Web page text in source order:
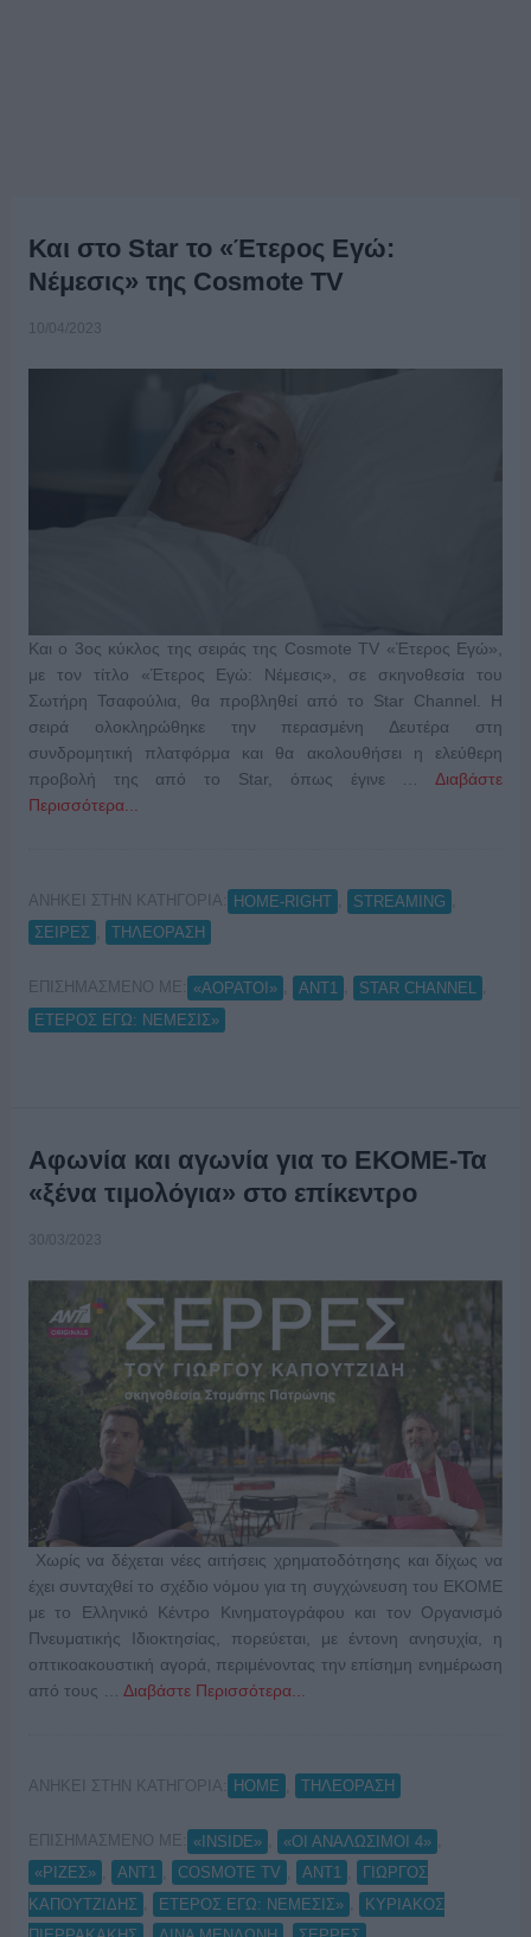
Και στο Star το «Έτερος Εγώ:
Νέμεσις» της Cosmote TV
10/04/2023
Και ο 3ος κύκλος της σειράς της Cosmote TV «Έτερος Εγώ»,
με τον τίτλο «Έτερος Εγώ: Νέμεσις», σε σκηνοθεσία του
Σωτήρη Τσαφούλια, θα προβληθεί από το Star Channel. Η
σειρά ολοκληρώθηκε την περασμένη Δευτέρα στη
συνδρομητική πλατφόρμα και θα ακολουθήσει η ελεύθερη
προβολή της από το Star, όπως έγινε …Διαβάστε
Περισσότερα...
ΑΝΗΚΕΙ ΣΤΗΝ ΚΑΤΗΓΟΡΙΑ: HOME-RIGHT STREAMING
ΣΕΙΡΕΣ
ΤΗΛΕΟΡΑΣΗ
ΕΠΙΣΗΜΑΣΜΕΝΟ ΜΕ: «ΑΟΡΑΤΟΙ» ANT1 STAR CHANNEL
ΕΤΕΡΟΣ ΕΓΩ: ΝΕΜΕΣΙΣ»
Αφωνία και αγωνία για το ΕΚΟΜΕ-Τα
«ξένα τιμολόγια» στο επίκεντρο
30/03/2023
Χωρίς να δέχεται νέες αιτήσεις χρηματοδότησης και δίχως να
έχει συνταχθεί το σχέδιο νόμου για τη συγχώνευση του ΕΚΟΜΕ
με το Ελληνικό Κέντρο Κινηματογράφου και τον Οργανισμό
Πνευματικής Ιδιοκτησίας, πορεύεται, με έντονη ανησυχία, η
οπτικοακουστική αγορά, περιμένοντας την επίσημη ενημέρωση
από τους … Διαβάστε Περισσότερα...
ΑΝΗΚΕΙ ΣΤΗΝ ΚΑΤΗΓΟΡΙΑ: HOME ΤΗΛΕΟΡΑΣΗ
ΕΠΙΣΗΜΑΣΜΕΝΟ ΜΕ: «INSIDE» «ΟΙ ΑΝΑΛΩΣΙΜΟΙ 4»
«ΡΙΖΕΣ»
ANT1 COSMOTE TV ΑΝΤ1
ΓΙΩΡΓΟΣ
ΚΑΠΟΥΤΖΙΔΗΣ
ΕΤΕΡΟΣ ΕΓΩ: ΝΕΜΕΣΙΣ»
ΚΥΡΙΑΚΟΣ